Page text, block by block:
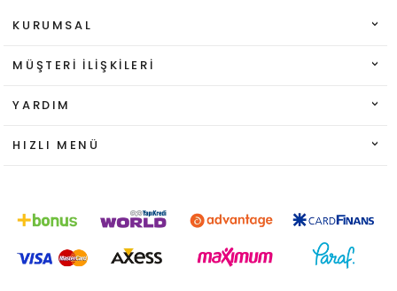
KURUMSAL
MÜŞTERI İLIŞKILERI
YARDIM
HIZLI MENÜ